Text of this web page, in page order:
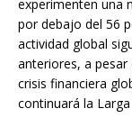
experimenten una
por debajo del 56
actividad global
anteriores, a pesar
crisis financiera
continuará la